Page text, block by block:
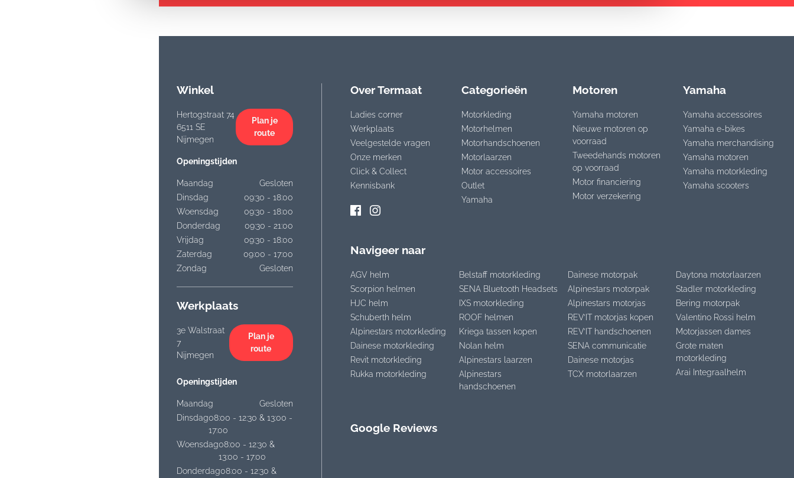
Winkel
Hertogstraat 74
6511 SE
Nijmegen
Plan je
route
Openingstijden
Maandag
Gesloten
Dinsdag
09:30 - 18:00
Woensdag
09:30 - 18:00
Donderdag
09:30 - 21:00
Vrijdag
09:30 - 18:00
Zaterdag
09:00 - 17:00
Zondag
Gesloten
Werkplaats
3e Walstraat
7
Nijmegen
Plan je
route
Openingstijden
Maandag
Gesloten
Dinsdag08:00 - 12:30 & 13:00 -
17:00
Woensdag08:00 - 12:30 &
13:00 - 17:00
Donderdag08:00 - 12:30 &
Over Termaat
Ladies corner
Werkplaats
Veelgestelde vragen
Onze merken
Click & Collect
Kennisbank
Categorieën
Motorkleding
Motorhelmen
Motorhandschoenen
Motorlaarzen
Motor accessoires
Outlet
Yamaha
Motoren
Yamaha motoren
Nieuwe motoren op
voorraad
Tweedehands motoren
op voorraad
Motor financiering
Motor verzekering
Yamaha
Yamaha accessoires
Yamaha e-bikes
Yamaha merchandising
Yamaha motoren
Yamaha motorkleding
Yamaha scooters
Navigeer naar
AGV helm
Scorpion helmen
HJC helm
Schuberth helm
Alpinestars motorkleding
Dainese motorkleding
Revit motorkleding
Rukka motorkleding
Belstaff motorkleding
SENA Bluetooth Headsets
IXS motorkleding
ROOF helmen
Kriega tassen kopen
Nolan helm
Alpinestars laarzen
Alpinestars
handschoenen
Dainese motorpak
Alpinestars motorpak
Alpinestars motorjas
REV’IT motorjas kopen
REV’IT handschoenen
SENA communicatie
Dainese motorjas
TCX motorlaarzen
Daytona motorlaarzen
Stadler motorkleding
Bering motorpak
Valentino Rossi helm
Motorjassen dames
Grote maten
motorkleding
Arai Integraalhelm
Google Reviews